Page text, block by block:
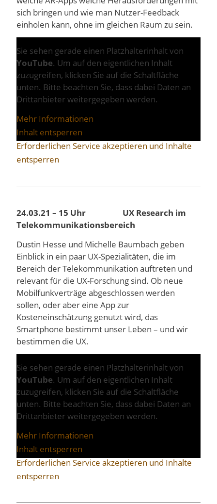
sich bringen und wie man Nutzer-Feedback
einholen kann, ohne im gleichen Raum zu sein.
Sie sehen gerade einen Platzhalterinhalt von
YouTube. Um auf den eigentlichen Inhalt
zuzugreifen, klicken Sie auf die Schaltfläche
unten. Bitte beachten Sie, dass dabei Daten an
Drittanbieter weitergegeben werden.
Mehr Informationen
Inhalt entsperren
Erforderlichen Service akzeptieren und Inhalte
entsperren
24.03.21 – 15 Uhr UX Research im
Telekommunikationsbereich
Dustin Hesse und Michelle Baumbach geben
Einblick in ein paar UX-Spezialitäten, die im
Bereich der Telekommunikation auftreten und
relevant für die UX-Forschung sind. Ob neue
Mobilfunkverträge abgeschlossen werden
sollen, oder aber eine App zur
Kosteneinschätzung genutzt wird, das
Smartphone bestimmt unser Leben – und wir
bestimmen die UX.
Sie sehen gerade einen Platzhalterinhalt von
YouTube. Um auf den eigentlichen Inhalt
zuzugreifen, klicken Sie auf die Schaltfläche
unten. Bitte beachten Sie, dass dabei Daten an
Drittanbieter weitergegeben werden.
Mehr Informationen
Inhalt entsperren
Erforderlichen Service akzeptieren und Inhalte
entsperren